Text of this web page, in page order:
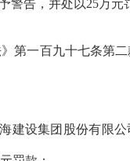
警告，并处以25万元
第一百九十七条第
建设集团股份有限